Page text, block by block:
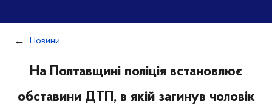
Новини
На Полтавщині поліція встановлює
обставини ДТП, в якій загинув чоловік